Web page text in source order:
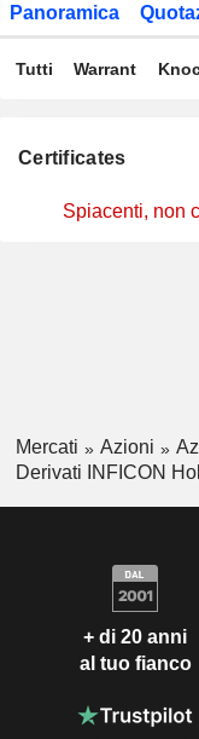
Panoramica
Tutti Warrant
Certificates
Spiacenti, non
Mercati Azioni
Derivati INFICON
+ di 20 anni
al tuo fianco